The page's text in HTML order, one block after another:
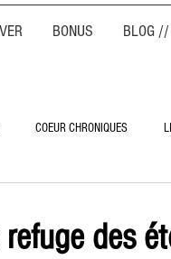
BONUS BLOG //
COEUR CHRONIQUES
des